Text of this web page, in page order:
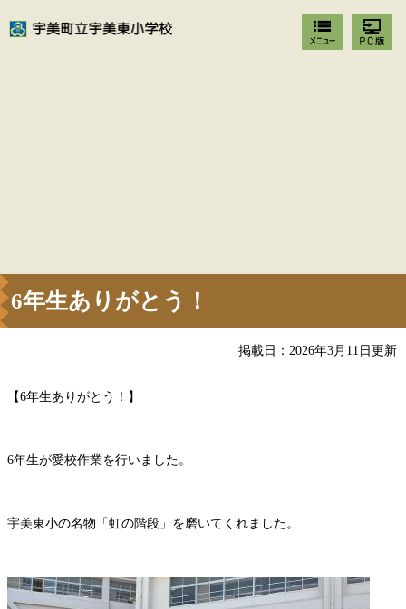
6年生ありがとう！
掲載日：2026年3月11日更新
【6年生ありがとう！】
6年生が愛校作業を行いました。
宇美東小の名物「虹の階段」を磨いてくれました。